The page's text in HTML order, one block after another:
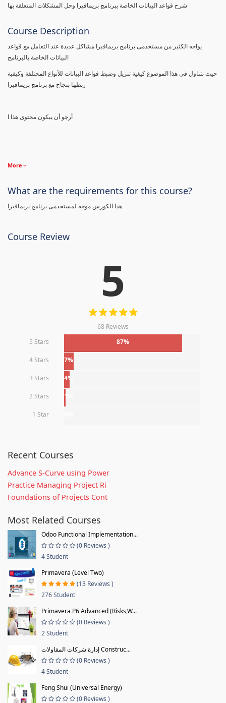
شرح قواعد البيانات الخاصة ببرنامج بريمافيرا وحل المشكلات المتعلقة بها
Course Description
يواجه الكثير من مستخدمى برنامج بريمافيرا مشاكل عديدة عند التعامل مع قواعد
البياتات الخاصة بالبرنامج
حيث نتناول فى هذا الموضوع كيغية تنزيل وضبط قواعد البيانات للأنواع المختلفة وكيفية
ربطها بنجاح مع برنامج بريمافيرا
أرجو أن يبكون محتوى هذا ا
More
What are the requirements for this course?
هذا الكورس موجه لمستخدمى برنامج بريمافيرا
Course Review
5
68 Reviews
5 Stars
87%
4 Stars 7%
3 Stars 4%
2 Stars 1%
1 Star
Recent Courses
Advance S-Curve using Power
Practice Managing Project Ri
Foundations of Projects Cont
Most Related Courses
Odoo Functional Implementation...
(0 Reviews )
4 Student
Primavera (Level Two)
(13 Reviews )
276 Student
Primavera P6 Advanced (Risks,W...
(0 Reviews )
2 Student
إدارة شركات المقاولات Construc...
(0 Reviews )
4 Student
Feng Shui (Universal Energy)
(0 Reviews )